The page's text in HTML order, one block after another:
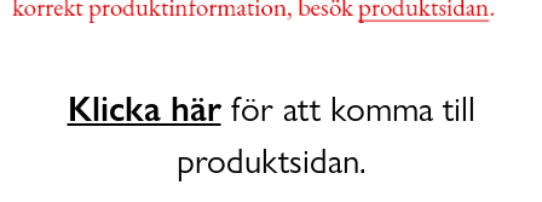
Klicka härför att komma till
produktsidan.